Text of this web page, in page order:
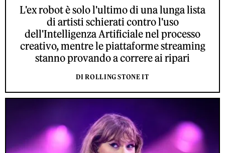
L'ex robot è solo l'ultimo di una lunga lista
di artisti schierati contro l'uso
dell'Intelligenza Artificiale nel processo
creativo, mentre le piattaforme streaming
stanno provando a correre ai ripari
DI ROLLING STONE IT